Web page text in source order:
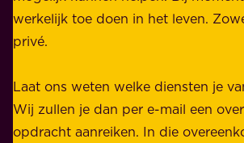
j
k
n
p
r
d
d
e
w
i
werkelijk toe doen in het leven.
privé.
Laat ons weten welke diensten je
Wij zullen je dan per e-mail een
opdracht aanreiken. In die